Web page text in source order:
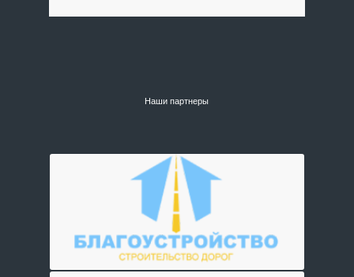
Наши партнеры